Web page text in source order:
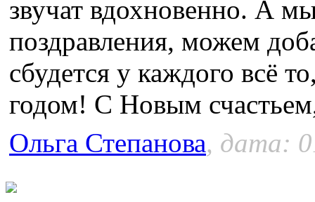
звучат вдохновенно. А
поздравления, можем
сбудется у каждого всё
годом! С Новым
Ольга Степанова, дата: